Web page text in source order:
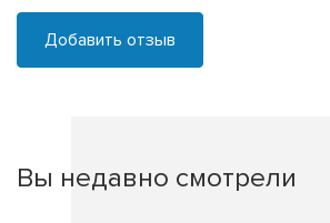
Добавить отзыв
Вы недавно смотрели